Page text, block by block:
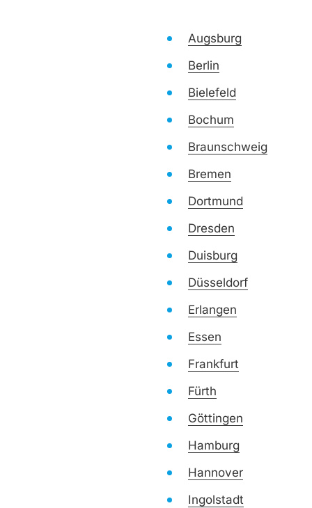
Augsburg
Berlin
Bielefeld
Bochum
Braunschweig
Bremen
Dortmund
Dresden
Duisburg
Düsseldorf
Erlangen
Essen
Frankfurt
Fürth
Göttingen
Hamburg
Hannover
Ingolstadt